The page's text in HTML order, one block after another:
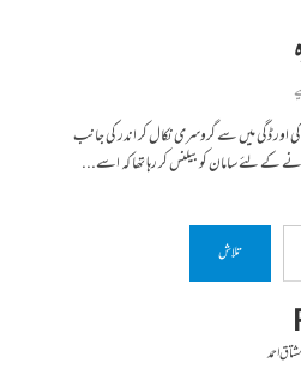
اور ڈگی میں سے گروسری نکال کر اندر کی جانب
کے لئے سامان کو بیلنس کر رہا تھا کہ اسے...
تلاش
احمد